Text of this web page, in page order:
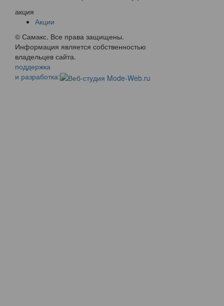
акция
Акции
© Самакс. Все права защищены.
Информация является собственностью
владельцев сайта.
поддержка
и разработка: